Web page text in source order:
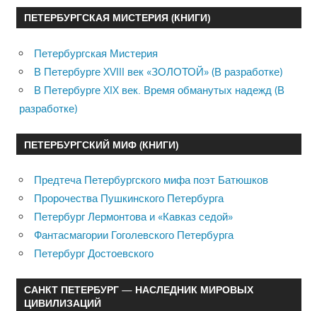
ПЕТЕРБУРГСКАЯ МИСТЕРИЯ (КНИГИ)
Петербургская Мистерия
В Петербурге XVIII век «ЗОЛОТОЙ» (В разработке)
В Петербурге XIX век. Время обманутых надежд (В
разработке)
ПЕТЕРБУРГСКИЙ МИФ (КНИГИ)
Предтеча Петербургского мифа поэт Батюшков
Пророчества Пушкинского Петербурга
Петербург Лермонтова и «Кавказ седой»
Фантасмагории Гоголевского Петербурга
Петербург Достоевского
САНКТ ПЕТЕРБУРГ — НАСЛЕДНИК МИРОВЫХ
ЦИВИЛИЗАЦИЙ